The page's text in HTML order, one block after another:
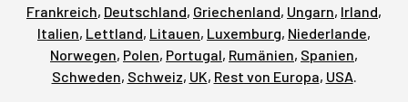
Frankreich, Deutschland, Griechenland, Ungarn, Irland,
Italien, Lettland, Litauen, Luxemburg, Niederlande,
Norwegen, Polen, Portugal, Rumänien, Spanien,
Schweden, Schweiz, UK, Rest von Europa, USA